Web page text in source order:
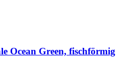
Ocean Green, fischförmig